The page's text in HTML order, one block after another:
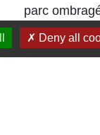
parc
pour la 3ᵉ
estival
Deny all